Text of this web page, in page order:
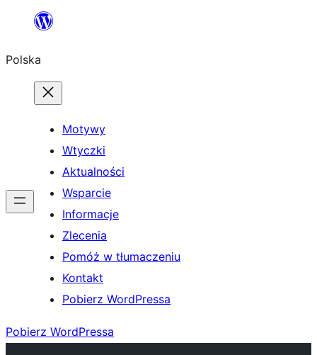
Przejdź
treści
Polska
Motywy
Wtyczki
Aktualności
Wsparcie
Informacje
Zlecenia
Pomóż w tłumaczeniu
Kontakt
Pobierz WordPressa
Pobierz WordPressa